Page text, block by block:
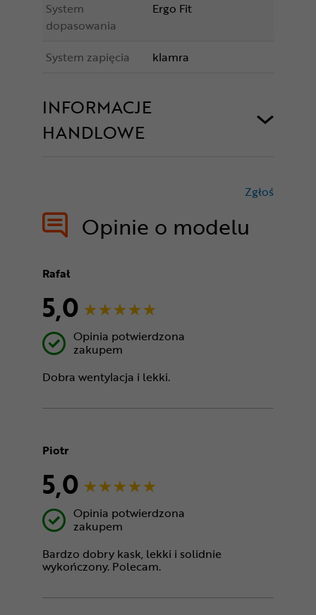
System
dopasowania
Ergo Fit
System zapięcia klamra
INFORMACJE
HANDLOWE
Opinie o modelu
Zgłoś
Rafał
5,0
Opinia potwierdzona
zakupem
Dobra wentylacja i lekki.
Piotr
5,0
Opinia potwierdzona
zakupem
Bardzo dobry kask, lekki i solidnie
wykończony. Polecam.